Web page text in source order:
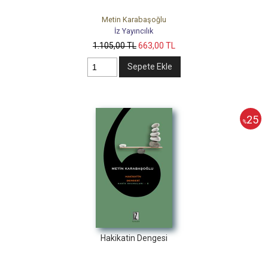
Metin Karabaşoğlu
İz Yayıncılık
1.105,00TL663,00 TL
Sepete Ekle
%25
Hakikatin Dengesi